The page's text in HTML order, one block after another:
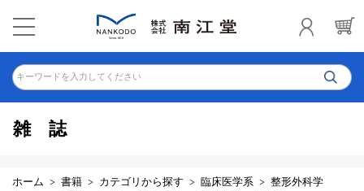
キーワードを入力してください
雑誌
ホーム 書籍 カテゴリから探す 臨床医学系
整形外科学